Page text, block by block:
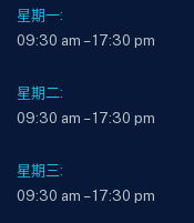
星期一:
09:30 am – 17:30 pm
星期二:
09:30 am – 17:30 pm
星期三:
09:30 am – 17:30 pm